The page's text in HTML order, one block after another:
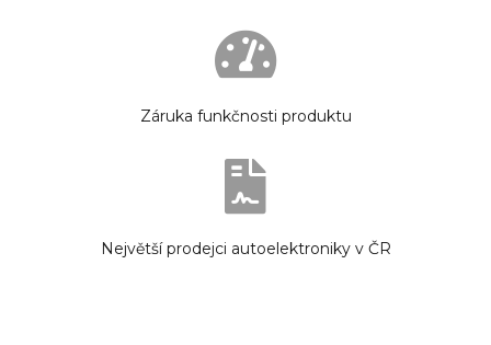
Záruka funkčnosti produktu
Největší prodejci autoelektroniky v ČR